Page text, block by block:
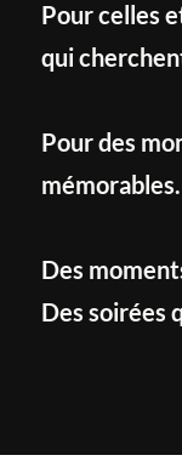
Pour celles
qui
Pour des
mémorables.
Des
Des soirées